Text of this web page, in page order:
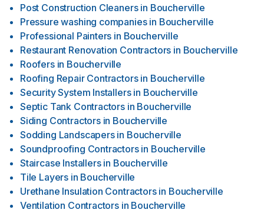
Post Construction Cleaners in Boucherville
Pressure washing companies in Boucherville
Professional Painters in Boucherville
Restaurant Renovation Contractors in Boucherville
Roofers in Boucherville
Roofing Repair Contractors in Boucherville
Security System Installers in Boucherville
Septic Tank Contractors in Boucherville
Siding Contractors in Boucherville
Sodding Landscapers in Boucherville
Soundproofing Contractors in Boucherville
Staircase Installers in Boucherville
Tile Layers in Boucherville
Urethane Insulation Contractors in Boucherville
Ventilation Contractors in Boucherville